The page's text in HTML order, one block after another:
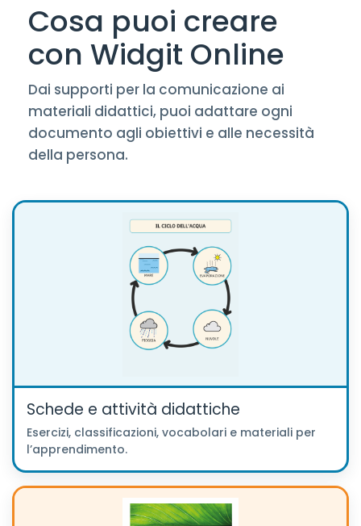
Cosa puoi creare
con Widgit Online
Dai supporti per la comunicazione ai
materiali didattici, puoi adattare ogni
documento agli obiettivi e alle necessità
della persona.
Schede e attività didattiche
Esercizi, classificazioni, vocabolari e materiali per
l’apprendimento.